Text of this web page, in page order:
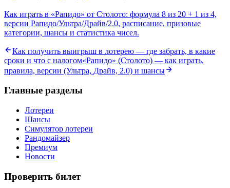
Как играть в «Рапидо» от Столото: формула 8 из 20 + 1 из 4,
версии Рапидо/Ультра/Драйв/2.0, расписание, призовые
категории, шансы и статистика чисел.
Как получить выигрыш в лотерею — где забрать, в какие
сроки и что с налогом«Рапидо» (Столото) — как играть,
правила, версии (Ультра, Драйв, 2.0) и шансы
Главные разделы
Лотереи
Шансы
Симулятор лотереи
Рандомайзер
Премиум
Новости
Проверить билет